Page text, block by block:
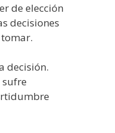
de elección
decisiones
decisión.
sufre